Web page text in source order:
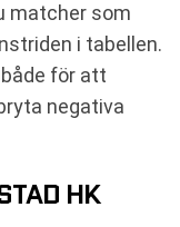
matcher som
i tabellen.
för att
negativa
HK